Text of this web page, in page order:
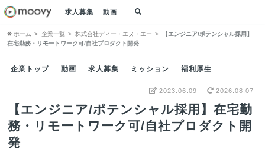
求人募集 動画
ホーム 企業一覧 株式会社ディー・エヌ・エー
【エンジニア/ポテンシャル採用】
在宅勤務・リモートワーク可/自社プロダクト開発
企業トップ 動画 求人募集 ミッション 福利厚生
2023.06.09 2026.08.07
【エンジニア/ポテンシャル採用】在宅勤
務・リモートワーク可/自社プロダクト開
発